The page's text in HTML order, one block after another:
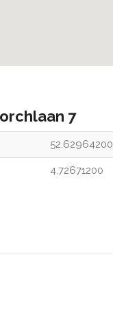
7
52.62964200
4.72671200